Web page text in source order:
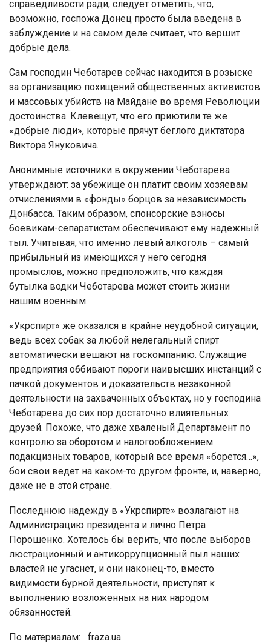
справедливости ради, следует отметить, что,
возможно, госпожа Донец просто была введена в
заблуждение и на самом деле считает, что вершит
добрые дела.
Сам господин Чеботарев сейчас находится в розыске
за организацию похищений общественных активистов
и массовых убийств на Майдане во время Революции
достоинства. Клевещут, что его приютили те же
«добрые люди», которые прячут беглого диктатора
Виктора Януковича.
Анонимные источники в окружении Чеботарева
утверждают: за убежище он платит своим хозяевам
отчислениями в «фонды» борцов за независимость
Донбасса. Таким образом, спонсорские взносы
боевикам-сепаратистам обеспечивают ему надежный
тыл. Учитывая, что именно левый алкоголь – самый
прибыльный из имеющихся у него сегодня
промыслов, можно предположить, что каждая
бутылка водки Чеботарева может стоить жизни
нашим военным.
«Укрспирт» же оказался в крайне неудобной ситуации,
ведь всех собак за любой нелегальный спирт
автоматически вешают на госкомпанию. Служащие
предприятия оббивают пороги наивысших инстанций с
пачкой документов и доказательств незаконной
деятельности на захваченных объектах, но у господина
Чеботарева до сих пор достаточно влиятельных
друзей. Похоже, что даже хваленый Департамент по
контролю за оборотом и налогообложением
подакцизных товаров, который все время «борется…»,
бои свои ведет на каком-то другом фронте, и, наверно,
даже не в этой стране.
Последнюю надежду в «Укрспирте» возлагают на
Администрацию президента и лично Петра
Порошенко. Хотелось бы верить, что после выборов
люстрационный и антикоррупционный пыл наших
властей не угаснет, и они наконец-то, вместо
видимости бурной деятельности, приступят к
выполнению возложенных на них народом
обязанностей.
По материалам: fraza.ua